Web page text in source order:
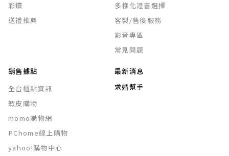
彩鑽
送禮推薦
多樣化證書選擇
客製/售後服務
影音專區
常見問題
銷售據點
全台櫃點資訊
蝦皮購物
momo購物網
PChome線上購物
yahoo!購物中心
最新消息
求婚幫手